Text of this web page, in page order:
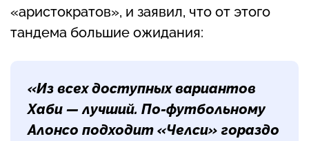
«аристократов», и заявил, что от этого
тандема большие ожидания:
«Из всех доступных вариантов
Хаби — лучший. По-футбольному
Алонсо подходит «Челси» гораздо